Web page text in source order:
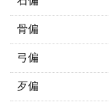
骨偏
弓偏
歹偏